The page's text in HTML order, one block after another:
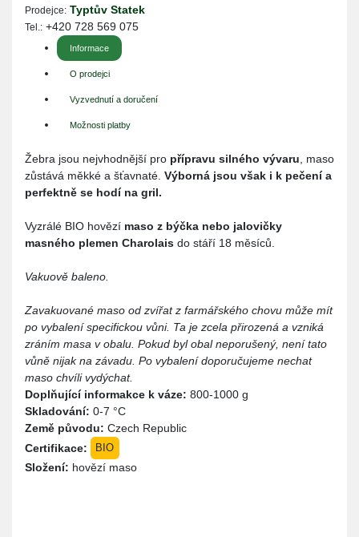
Prodejce: Typtův Statek
Tel.: +420 728 569 075
Informace
O prodejci
Vyzvednutí a doručení
Možnosti platby
Žebra jsou nejvhodnější pro přípravu silného vývaru , maso
zůstává měkké a šťavnaté. Výborná jsou však i k pečení a
perfektně se hodí na gril.
Vyzrálé BIO hovězí maso z býčka nebo jalovičky
masného plemen Charolais do stáří 18 měsíců.
Vakuově baleno.
Zavakuované maso od zvířat z farmářského chovu může mít
po vybalení specifickou vůni. Ta je zcela přirozená a vzniká
zráním masa v obalu. Pokud byl obal neporušený, není tato
vůně nijak na závadu. Po vybalení doporučujeme nechat
maso chvíli vydýchat.
Doplňující informakce k váze: 800-1000 g
Skladování: 0-7 °C
Země původu: Czech Republic
Certifikace:
BIO
Složení: hovězí maso